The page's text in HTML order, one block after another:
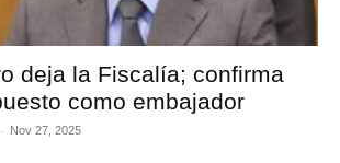
deja la Fiscalía; confirma
como embajador
- Nov 27, 2025